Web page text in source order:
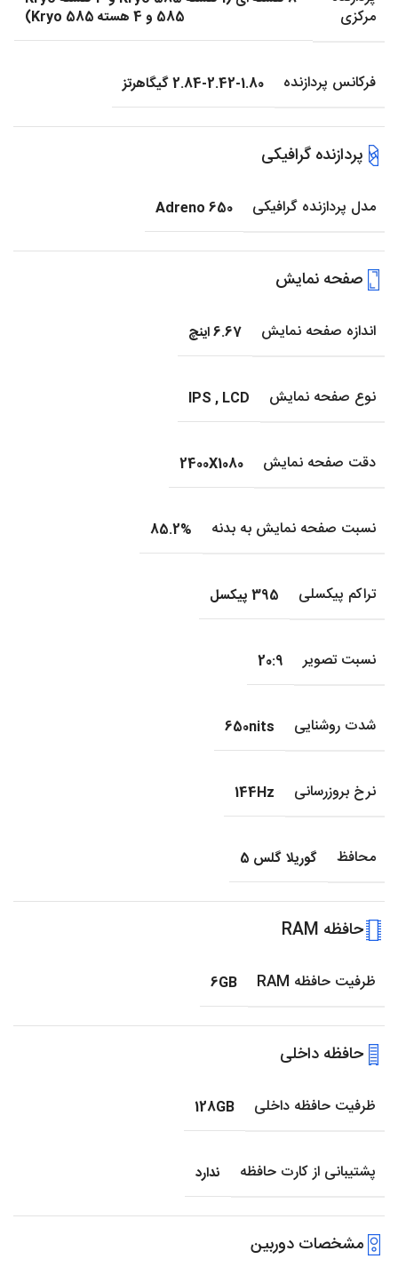
مرکزی
585 و 4 هسته Kryo 585)
فرکانس پردازنده 2.84-2.42-1.80 گیگاهرتز
پردازنده گرافیکی
مدل پردازنده گرافیکی Adreno 650
صفحه نمایش
اندازه صفحه نمایش 6.67 اینچ
نوع صفحه نمایش IPS , LCD
دقت صفحه نمایش 2400X1080
نسبت صفحه نمایش به بدنه 85.2%
تراکم پیکسلی 395 پیکسل
نسبت تصویر 20:9
شدت روشنایی 650nits
نرخ بروزرسانی 144Hz
محافظ گوریلا گلس 5
حافظه RAM
ظرفیت حافظه RAM 6GB
حافظه داخلی
ظرفیت حافظه داخلی 128GB
پشتیبانی از کارت حافظه ندارد
مشخصات دوربین